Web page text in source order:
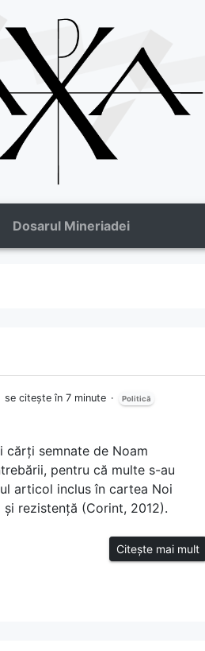
Dosarul Mineriadei
se citește în 7 minute Politică
cărți semnate de Noam
pentru că multe s-au
articol inclus în cartea Noi
rezistență (Corint, 2012).
Citește mai mult